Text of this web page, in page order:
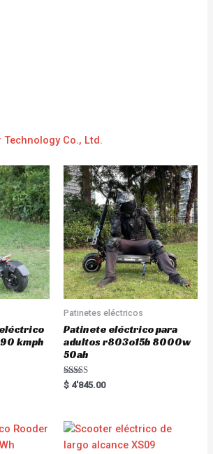
Technology Co., Ltd.
kmph
Patinetes eléctricos
Patinete eléctrico para
adultos r803o15b 8000w
50ah
Rated
5.00
$ 4'845.00